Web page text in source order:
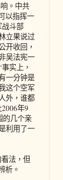
。中共
以指挥一
斗部
立果说过
开收回，
吴法宪一
实上，
一分钟是
这个空军
外，谁都
年9
的几个亲
利用了一
法，但
析。